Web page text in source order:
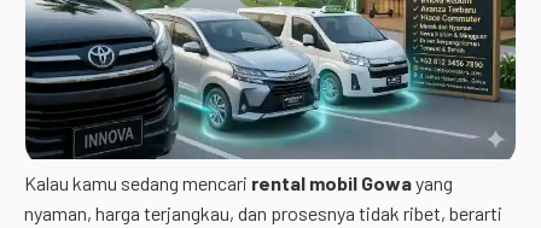
Kalau kamu sedang mencari rental mobil Gowayang
nyaman, harga terjangkau, dan prosesnya tidak ribet, berarti